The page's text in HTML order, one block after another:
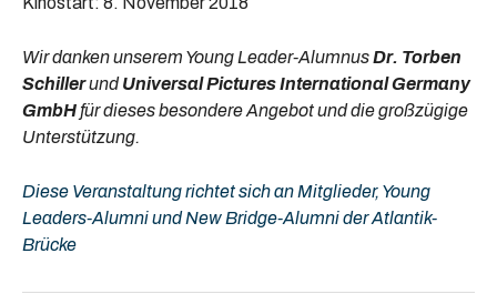
Wir danken unserem Young Leader-AlumnusDr. Torben
SchillerundUniversal Pictures International Germany
GmbH für dieses besondere Angebot und die großzügige
Unterstützung.
Diese Veranstaltung richtet sich an Mitglieder, Young
Leaders-Alumni und New Bridge-Alumni der Atlantik-
Brücke